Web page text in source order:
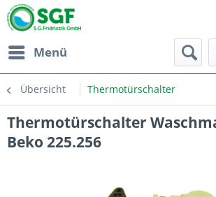
Menü
Übersicht Thermotürschalter
Thermotürschalter
Beko 225.256